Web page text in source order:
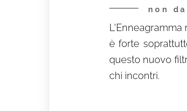
non
è forte
questo nuovo
chi incontri.